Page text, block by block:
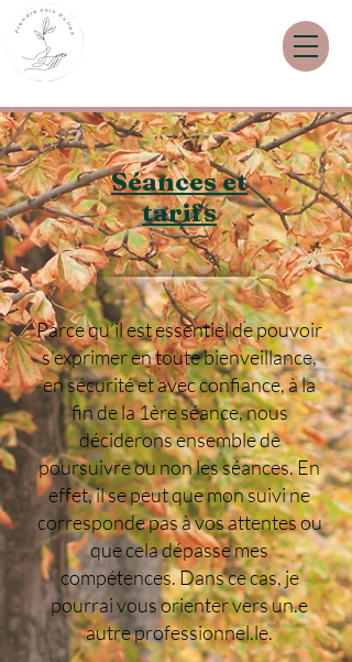
Séances et
tarifs
Parce qu’il est essentiel de pouvoir
s’exprimer en toute bienveillance,
en sécurité et avec confiance, à la
fin de la 1ère séance, nous
déciderons ensemble de
poursuivre ou non les séances. En
effet, il se peut que mon suivi ne
corresponde pas à vos attentes ou
que cela dépasse mes
compétences. Dans ce cas, je
pourrai vous orienter vers un.e
autre professionnel.le.